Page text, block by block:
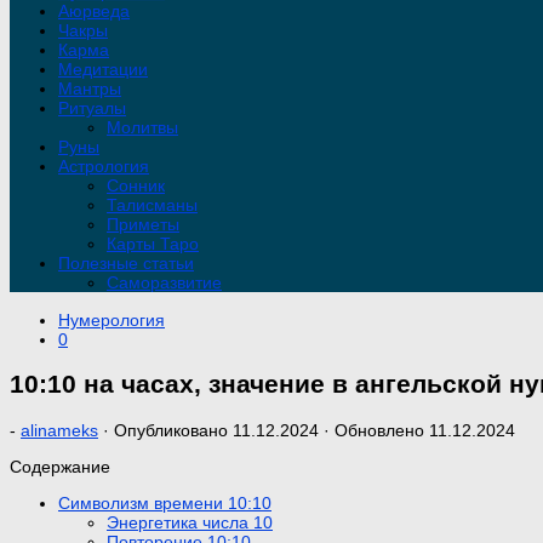
Аюрведа
Чакры
Карма
Медитации
Мантры
Ритуалы
Молитвы
Руны
Астрология
Сонник
Талисманы
Приметы
Карты Таро
Полезные статьи
Саморазвитие
Нумерология
0
10:10 на часах, значение в ангельской
- alinameks · Опубликовано 11.12.2024 · Обновлено 11.12.2024
Содержание
Символизм времени 10:10
Энергетика числа 10